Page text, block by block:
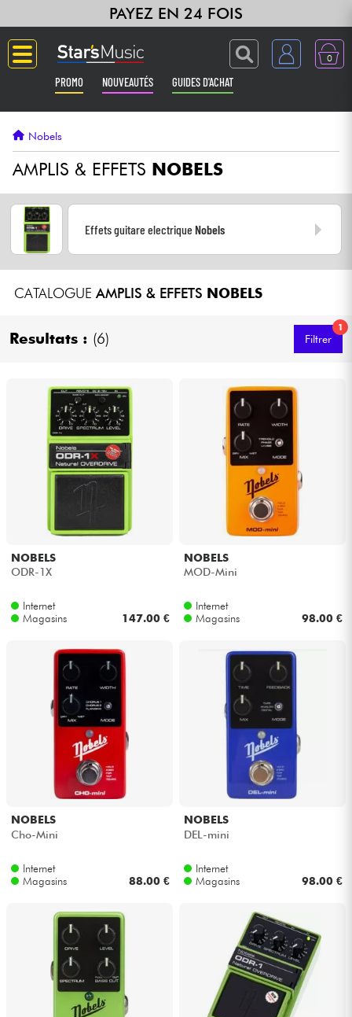
PAYEZ EN 24 FOIS
0
PROMO NOUVEAUTÉS GUIDES D'ACHAT
Guitares & Basses
Amplis & Effets
Synthés & Sampleurs
Micros & HF
DJ
Sono
Eclairage
Vents
Violons & Quatuor
Eveil Musical
Câbles & Access.
HiFi
Voir nos marques
Nobels
AMPLIS & EFFETS NOBELS
Effets guitare electriqueNobels
CATALOGUE AMPLIS & EFFETS NOBELS
Resultats : (6)
1
Filtrer
NOBELS
ODR-1X
Internet
Magasins
147.00 €
NOBELS
MOD-Mini
Internet
Magasins
98.00 €
NOBELS
Cho-Mini
Internet
Magasins
88.00 €
NOBELS
DEL-mini
Internet
Magasins
98.00 €